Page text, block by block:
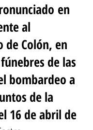
en
al
de Colón, en
de las
bombardeo a
de la
16 de abril de